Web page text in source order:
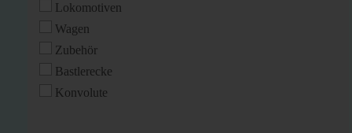
Lokomotiven
Wagen
Zubehör
Bastlerecke
Konvolute